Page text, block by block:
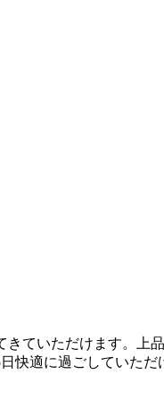
ていただけます。上
快適に過ごしていただ